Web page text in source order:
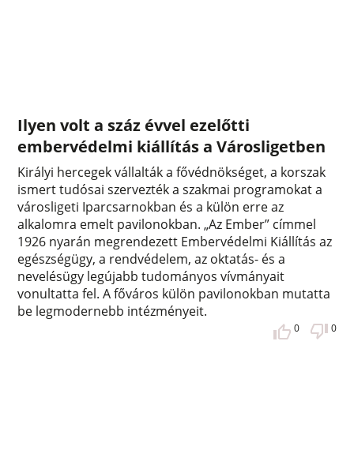
Ilyen volt a száz évvel ezelőtti
embervédelmi kiállítás a Városligetben
Királyi hercegek vállalták a fővédnökséget, a korszak
ismert tudósai szervezték a szakmai programokat a
városligeti Iparcsarnokban és a külön erre az
alkalomra emelt pavilonokban. „Az Ember” címmel
1926 nyarán megrendezett Embervédelmi Kiállítás az
egészségügy, a rendvédelem, az oktatás- és a
nevelésügy legújabb tudományos vívmányait
vonultatta fel. A főváros külön pavilonokban mutatta
be legmodernebb intézményeit.
0 0